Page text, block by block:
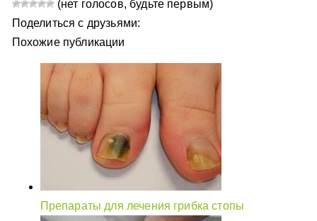
(нет голосов, будьте первым)
Поделиться с друзьями:
Похожие публикации
Препараты для лечения грибка стопы